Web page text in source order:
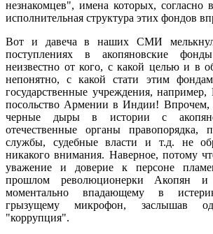
незнакомцев", имена которых, согласно
исполнительная структура этих фондов
Вот и давеча в наших СМИ
поступлениях в акопяновские
неизвестно от кого, с какой целью и в
непонятно, с какой стати этим
государственные учреждения,
посольство Армении в Индии! Впрочем,
черные дыры в истории с
отечественные органы правопорядка,
службы, судебные власти и т.д. не
никакого внимания. Наверное, потому
уважение и доверие к персоне
прошлом революционерки Акопян и
моментально впадающему в
грызущему микрофон, заслышав
"коррупция".